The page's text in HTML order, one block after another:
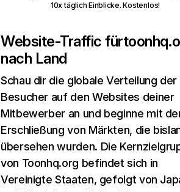
10x täglich Einblicke. Kostenlos!
Website-Traffic für
nach Land
Schau dir die globale Verteilung der
Besucher auf den Websites deiner
Mitbewerber an und beginne mit
Erschließung von Märkten, die
übersehen wurden. Die
von Toonhq.org befindet sich in
Vereinigte Staaten, gefolgt von